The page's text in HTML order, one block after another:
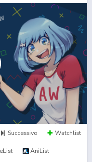
Successivo Watchlist
AniList